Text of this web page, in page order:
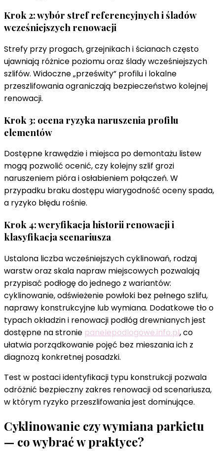
Krok 2: wybór stref referencyjnych i śladów
wcześniejszych renowacji
Strefy przy progach, grzejnikach i ścianach często
ujawniają różnice poziomu oraz ślady wcześniejszych
szlifów. Widoczne „prześwity” profilu i lokalne
przeszlifowania ograniczają bezpieczeństwo kolejnej
renowacji.
Krok 3: ocena ryzyka naruszenia profilu
elementów
Dostępne krawędzie i miejsca po demontażu listew
mogą pozwolić ocenić, czy kolejny szlif grozi
naruszeniem pióra i osłabieniem połączeń. W
przypadku braku dostępu wiarygodność oceny spada,
a ryzyko błędu rośnie.
Krok 4: weryfikacja historii renowacji i
klasyfikacja scenariusza
Ustalona liczba wcześniejszych cyklinowań, rodzaj
warstw oraz skala napraw miejscowych pozwalają
przypisać podłogę do jednego z wariantów:
cyklinowanie, odświeżenie powłoki bez pełnego szlifu,
naprawy konstrukcyjne lub wymiana. Dodatkowe tło o
typach okładzin i renowacji podłóg drewnianych jest
dostępne na stronie panelepodlogowe.info.pl, co
ułatwia porządkowanie pojęć bez mieszania ich z
diagnozą konkretnej posadzki.
Test w postaci identyfikacji typu konstrukcji pozwala
odróżnić bezpieczny zakres renowacji od scenariusza,
w którym ryzyko przeszlifowania jest dominujące.
Cyklinowanie czy wymiana parkietu
— co wybrać w praktyce?